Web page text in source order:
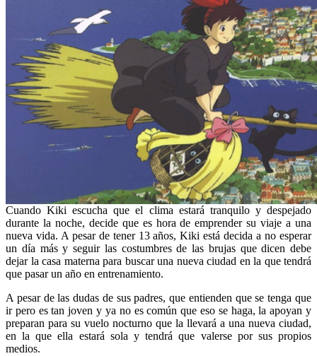
Cuando Kiki escucha que el clima estará tranquilo y despejado
durante la noche, decide que es hora de emprender su viaje a una
nueva vida. A pesar de tener 13 años, Kiki está decida a no esperar
un día más y seguir las costumbres de las brujas que dicen debe
dejar la casa materna para buscar una nueva ciudad en la que tendrá
que pasar un año en entrenamiento.
A pesar de las dudas de sus padres, que entienden que se tenga que
ir pero es tan joven y ya no es común que eso se haga, la apoyan y
preparan para su vuelo nocturno que la llevará a una nueva ciudad,
en la que ella estará sola y tendrá que valerse por sus propios
medios.